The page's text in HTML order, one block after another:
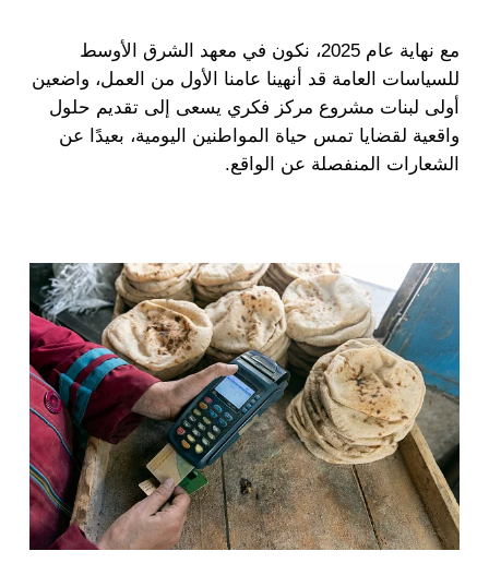
مع نهاية عام 2025، نكون في معهد الشرق الأوسط
للسياسات العامة قد أنهينا عامنا الأول من العمل، واضعين
أولى لبنات مشروع مركز فكري يسعى إلى تقديم حلول
واقعية لقضايا تمس حياة المواطنين اليومية، بعيدًا عن
الشعارات المنفصلة عن الواقع.